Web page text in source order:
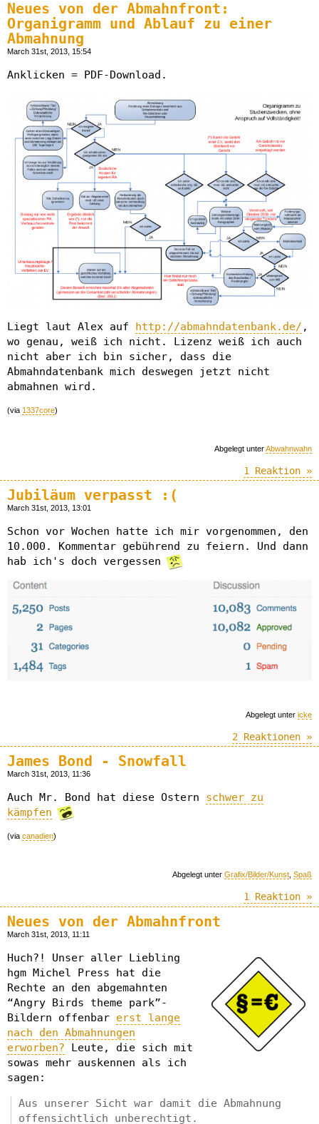
Neues von der Abmahnfront:
Organigramm und Ablauf zu einer
Abmahnung
March 31st, 2013, 15:54
Anklicken = PDF-Download.
Liegt laut Alex auf http://abmahndatenbank.de/ ,
wo genau, weiß ich nicht. Lizenz weiß ich auch
nicht aber ich bin sicher, dass die
Abmahndatenbank mich deswegen jetzt nicht
abmahnen wird.
(via 1337core)
Abgelegt unterAbwahnwahn
1 Reaktion »
Jubiläum verpasst :(
March 31st, 2013, 13:01
Schon vor Wochen hatte ich mir vorgenommen, den
10.000. Kommentar gebührend zu feiern. Und dann
hab ich's doch vergessen
Abgelegt unter icke
2 Reaktionen »
James Bond - Snowfall
March 31st, 2013, 11:36
Auch Mr. Bond hat diese Ostern schwer zu
kämpfen
(via canadien)
Abgelegt unter Grafix/Bilder/Kunst Spaß
1 Reaktion »
Neues von der Abmahnfront
March 31st, 2013, 11:11
Huch?! Unser aller Liebling
hgm Michel Press hat die
Rechte an den abgemahnten
“Angry Birds theme park”-
Bildern offenbar erst lange
nach den Abmahnungen
erworben? Leute, die sich mit
sowas mehr auskennen als ich
sagen:
Aus unserer Sicht war damit die Abmahnung
offensichtlich unberechtigt.